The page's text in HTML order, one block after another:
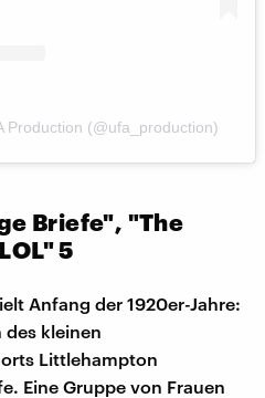
Production (@ufa_production)
Briefe", "The
5
Anfang der 1920er-Jahre:
des kleinen
Littlehampton
Eine Gruppe von Frauen